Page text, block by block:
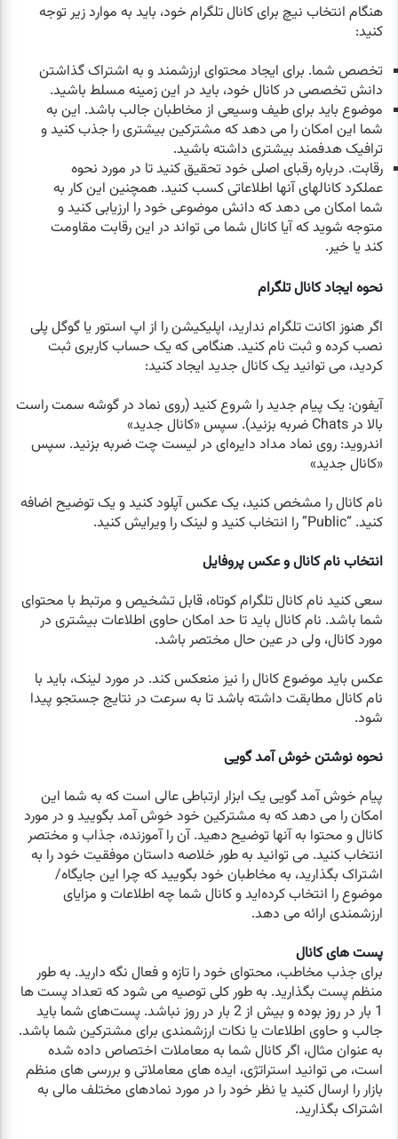
هنگام انتخاب نیچ برای کانال تلگرام خود، باید به موارد زیر توجه
کنید:
تخصص شما. برای ایجاد محتوای ارزشمند و به اشتراک گذاشتن
دانش تخصصی در کانال خود، باید در این زمینه مسلط باشید.
موضوع باید برای طیف وسیعی از مخاطبان جالب باشد. این به
شما این امکان را می دهد که مشترکین بیشتری را جذب کنید و
ترافیک هدفمند بیشتری داشته باشید.
رقابت. درباره رقبای اصلی خود تحقیق کنید تا در مورد نحوه
عملکرد کانالهای آنها اطلاعاتی کسب کنید. همچنین این کار به
شما امکان می دهد که دانش موضوعی خود را ارزیابی کنید و
متوجه شوید که آیا کانال شما می تواند در این رقابت مقاومت
کند یا خیر.
نحوه ایجاد کانال تلگرام
اگر هنوز اکانت تلگرام ندارید، اپلیکیشن را از اپ استور یا گوگل پلی
نصب کرده و ثبت نام کنید. هنگامی که یک حساب کاربری ثبت
کردید، می توانید یک کانال جدید ایجاد کنید:
آیفون: یک پیام جدید را شروع کنید (روی نماد در گوشه سمت راست
بالا در Chats ضربه بزنید). سپس «کانال جدید»
اندروید: روی نماد مداد دایره‌ای در لیست چت ضربه بزنید. سپس
«کانال جدید»
نام کانال را مشخص کنید، یک عکس آپلود کنید و یک توضیح اضافه
کنید. “Public” را انتخاب کنید و لینک را ویرایش کنید.
انتخاب نام کانال و عکس پروفایل
سعی کنید نام کانال تلگرام کوتاه، قابل تشخیص و مرتبط با محتوای
شما باشد. نام کانال باید تا حد امکان حاوی اطلاعات بیشتری در
مورد کانال، ولی در عین حال مختصر باشد.
عکس باید موضوع کانال را نیز منعکس کند. در مورد لینک، باید با
نام کانال مطابقت داشته باشد تا به سرعت در نتایج جستجو پیدا
شود.
نحوه نوشتن خوش آمد گویی
پیام خوش آمد گویی یک ابزار ارتباطی عالی است که به شما این
امکان را می دهد که به مشترکین خود خوش آمد بگویید و در مورد
کانال و محتوا به آنها توضیح دهید. آن را آموزنده، جذاب و مختصر
انتخاب کنید. می توانید به طور خلاصه داستان موفقیت خود را به
اشتراک بگذارید، به مخاطبان خود بگویید که چرا این جایگاه/
موضوع را انتخاب کرده‌اید و کانال شما چه اطلاعات و مزایای
ارزشمندی ارائه می دهد.
پست های کانال
برای جذب مخاطب، محتوای خود را تازه و فعال نگه دارید. به طور
منظم پست بگذارید. به طور کلی توصیه می شود که تعداد پست ها
1 بار در روز بوده و بیش از 2 بار در روز نباشد. پست‌های شما باید
جالب و حاوی اطلاعات یا نکات ارزشمندی برای مشترکین شما باشد.
به عنوان مثال، اگر کانال شما به معاملات اختصاص داده شده
است، می توانید استراتژی، ایده های معاملاتی و بررسی های منظم
بازار را ارسال کنید یا نظر خود را در مورد نمادهای مختلف مالی به
اشتراک بگذارید.